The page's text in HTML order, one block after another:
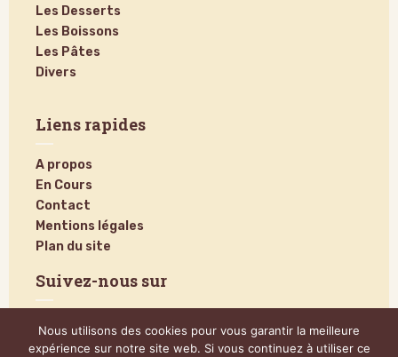
Les Desserts
Les Boissons
Les Pâtes
Divers
Liens rapides
A propos
En Cours
Contact
Mentions légales
Plan du site
Suivez-nous sur
Nous utilisons des cookies pour vous garantir la meilleure
expérience sur notre site web. Si vous continuez à utiliser ce